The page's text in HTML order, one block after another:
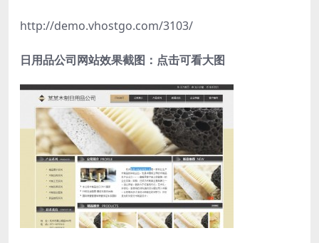
http://demo.vhostgo.com/3103/
日用品公司网站效果截图：点击可看大图